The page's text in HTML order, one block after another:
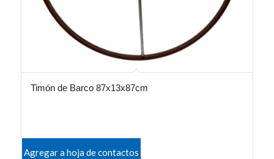
Timón de Barco 87x13x87cm
Agregar a hoja de contactos